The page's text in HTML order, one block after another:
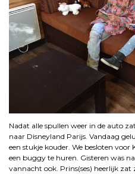
Nadat alle spullen weer in de auto
naar Disneyland Parijs. Vandaag
een stukje kouder. We besloten
een buggy te huren. Gisteren was
vannacht ook. Prins(ses) heerlijk